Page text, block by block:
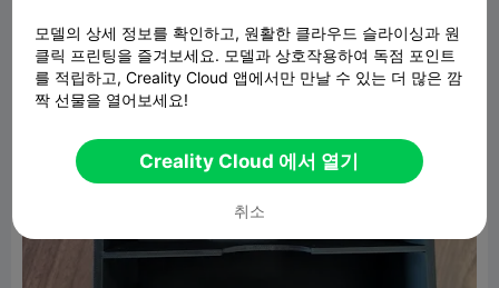
모델의 상세 정보를 확인하고, 원활한 클라우드 슬라이싱과 원
클릭 프린팅을 즐겨보세요. 모델과 상호작용하여 독점 포인트
를 적립하고, Creality Cloud 앱에서만 만날 수 있는 더 많은 깜
짝 선물을 열어보세요!
Creality Cloud 에서 열기
취소